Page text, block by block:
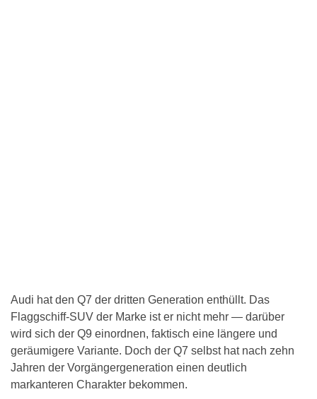
Audi hat den Q7 der dritten Generation enthüllt. Das
Flaggschiff-SUV der Marke ist er nicht mehr — darüber
wird sich der Q9 einordnen, faktisch eine längere und
geräumigere Variante. Doch der Q7 selbst hat nach zehn
Jahren der Vorgängergeneration einen deutlich
markanteren Charakter bekommen.